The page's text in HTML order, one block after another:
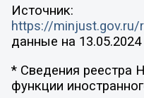
Источник:
https://
данные на 13.05.2024
* Сведения
функции